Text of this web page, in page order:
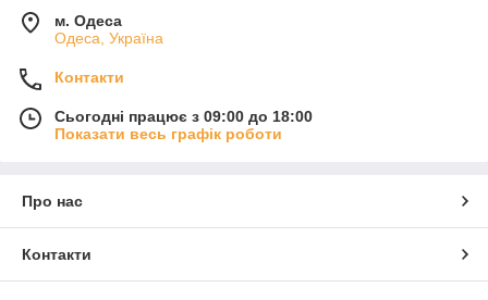
м. Одеса
Одеса, Україна
Контакти
Сьогодні працює з 09:00 до 18:00
Показати весь графік роботи
Про нас
Контакти